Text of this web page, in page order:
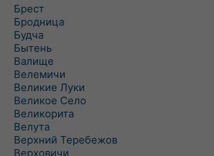
Брест
Бродница
Будча
Бытень
Валище
Велемичи
Великие Луки
Великое Село
Великорита
Велута
Верхний Теребежов
Верховичи